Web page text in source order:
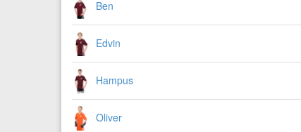
Ben
Edvin
Hampus
Oliver